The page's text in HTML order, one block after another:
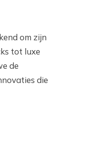
om zijn
tot luxe
de
die